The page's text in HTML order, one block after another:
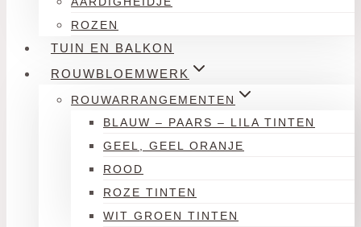
ROZEN
TUIN EN BALKON
ROUWBLOEMWERK
ROUWARRANGEMENTEN
BLAUW – PAARS – LILA TINTEN
GEEL, GEEL ORANJE
ROOD
ROZE TINTEN
WIT GROEN TINTEN